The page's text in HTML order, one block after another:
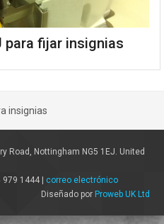
para fijar insignias
insignias
Road, Nottingham NG5 1EJ. United
1444 | correo electrónico
Diseñado por Proweb UK Ltd